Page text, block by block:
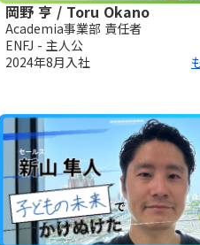
岡野 亨 / Toru Okano
Academia事業部 責任者
ENFJ - 主人公
2024年8月入社